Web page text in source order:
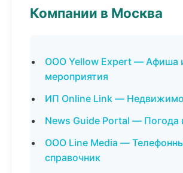
Компании в Москва
ООО Yellow Expert — Афиша
мероприятия
ИП Online Link —
News Guide Portal — Погода
ООО Line Media —
справочник